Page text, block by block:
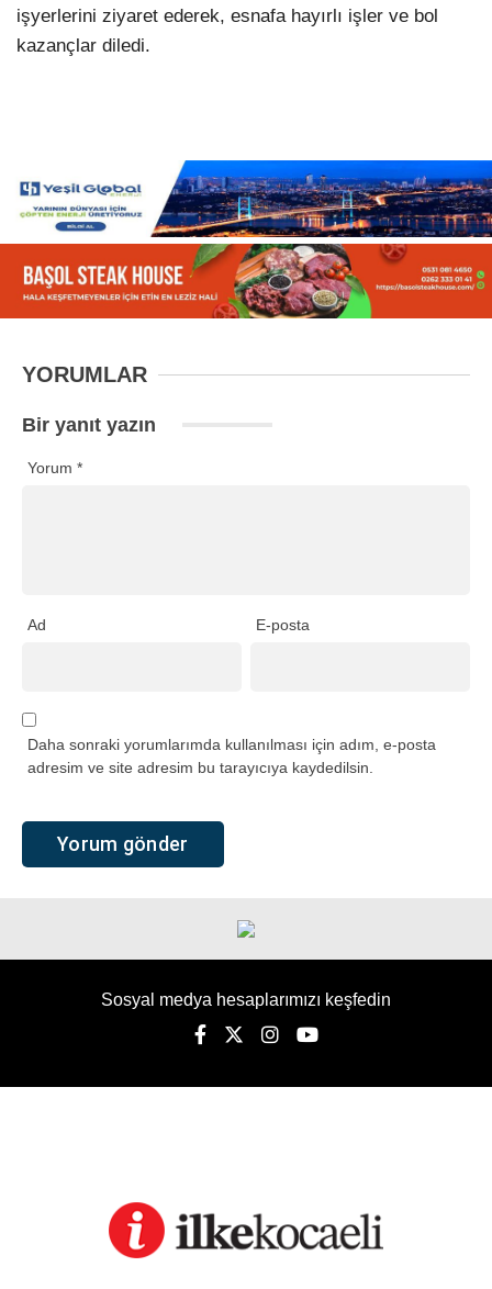
işyerlerini ziyaret ederek, esnafa hayırlı işler ve bol
kazançlar diledi.
YORUMLAR
Bir yanıt yazın
Yorum *
Ad E-posta
Daha sonraki yorumlarımda kullanılması için adım, e-posta
adresim ve site adresim bu tarayıcıya kaydedilsin.
Sosyal medya hesaplarımızı keşfedin